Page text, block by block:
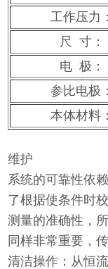
工作压力：
尺 寸：
电 极：
参比电极：
本体材料：
维护
系统的可靠性依
了根据使条件时
测量的准确性，
同样非常重要，
清洁操作：从恒